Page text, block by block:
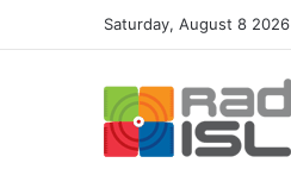
Saturday, August 8 2026